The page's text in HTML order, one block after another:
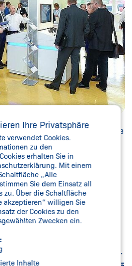
Safety“ geht es um die
und Automatisierung
um regionale
Ihnen im Rahmen unseres
erwartet – und
für Sie lohnt, an dem Event
Ihnen Ulrich Bernhardt
kurzen Video:
2023, von 10:00 bis 17:00 Uhr
Ihre Privatsphäre
verwendet Cookies.
zu den
erhalten Sie in
Mit einem
„Alle
Sie dem Einsatz all
zu. Über die Schaltfläche
akzeptieren“ willigen Sie
der Cookies zu den
Zwecken ein.
Inhalte